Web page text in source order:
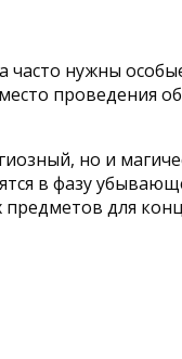
часто нужны
проведения
но и
в фазу
для